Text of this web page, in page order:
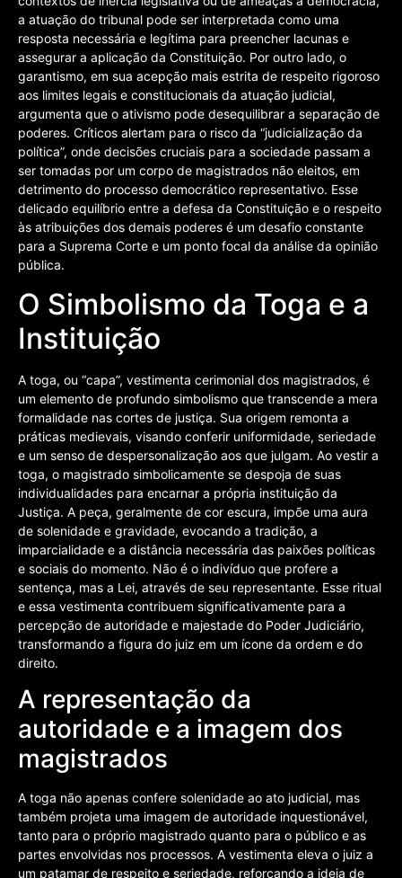
a atuação do tribunal pode ser interpretada como uma
resposta necessária e legítima para preencher lacunas e
assegurar a aplicação da Constituição. Por outro lado, o
garantismo, em sua acepção mais estrita de respeito rigoroso
aos limites legais e constitucionais da atuação judicial,
argumenta que o ativismo pode desequilibrar a separação de
poderes. Críticos alertam para o risco da “judicialização da
política”, onde decisões cruciais para a sociedade passam a
ser tomadas por um corpo de magistrados não eleitos, em
detrimento do processo democrático representativo. Esse
delicado equilíbrio entre a defesa da Constituição e o respeito
às atribuições dos demais poderes é um desafio constante
para a Suprema Corte e um ponto focal da análise da opinião
pública.
O Simbolismo da Toga e a
Instituição
A toga, ou “capa”, vestimenta cerimonial dos magistrados, é
um elemento de profundo simbolismo que transcende a mera
formalidade nas cortes de justiça. Sua origem remonta a
práticas medievais, visando conferir uniformidade, seriedade
e um senso de despersonalização aos que julgam. Ao vestir a
toga, o magistrado simbolicamente se despoja de suas
individualidades para encarnar a própria instituição da
Justiça. A peça, geralmente de cor escura, impõe uma aura
de solenidade e gravidade, evocando a tradição, a
imparcialidade e a distância necessária das paixões políticas
e sociais do momento. Não é o indivíduo que profere a
sentença, mas a Lei, através de seu representante. Esse ritual
e essa vestimenta contribuem significativamente para a
percepção de autoridade e majestade do Poder Judiciário,
transformando a figura do juiz em um ícone da ordem e do
direito.
A representação da
autoridade e a imagem dos
magistrados
A toga não apenas confere solenidade ao ato judicial, mas
também projeta uma imagem de autoridade inquestionável,
tanto para o próprio magistrado quanto para o público e as
partes envolvidas nos processos. A vestimenta eleva o juiz a
um patamar de respeito e seriedade, reforçando a ideia de